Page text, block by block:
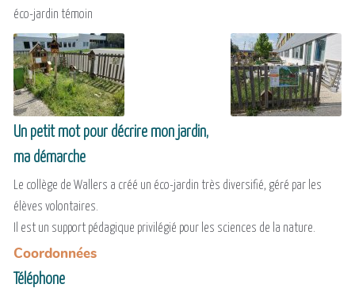
éco-jardin témoin
Un petit mot pour décrire mon jardin,
ma démarche
Le collège de Wallers a créé un éco-jardin très diversifié, géré par les
élèves volontaires.
Il est un support pédagique privilégié pour les sciences de la nature.
Coordonnées
Téléphone